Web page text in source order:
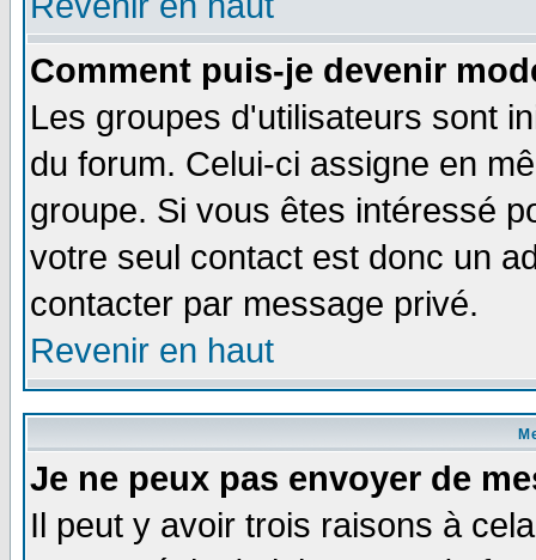
Comment puis-je devenir
Les groupes d'utilisateurs sont
du forum. Celui-ci assigne en
groupe. Si vous êtes intéressé
votre seul contact est donc un
contacter par message privé.
Revenir en haut
Je ne peux pas envoyer de
Il peut y avoir trois raisons à